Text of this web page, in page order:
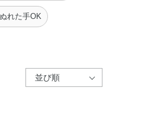
れた手OK